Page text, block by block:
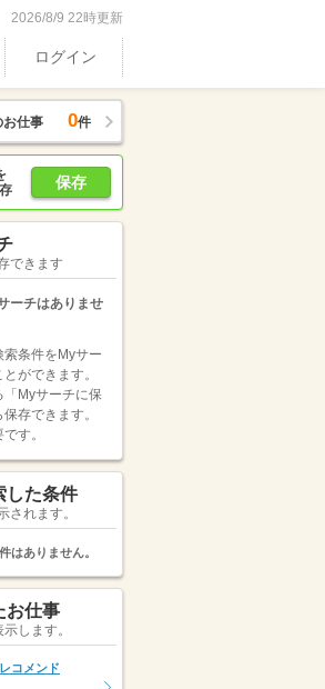
2026/8/9 22時更新
ログイン
お仕事 0件
保存
できます
ーチはありませ
索条件をMyサー
ができます。
「Myサーチに保
存できます。
す。
した条件
されます。
はありません。
お仕事
します。
コメンド